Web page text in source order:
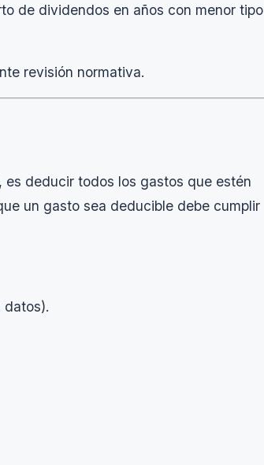
de dividendos en años con menor tipo
revisión normativa.
deducir todos los gastos que estén
un gasto sea deducible debe cumplir
datos).